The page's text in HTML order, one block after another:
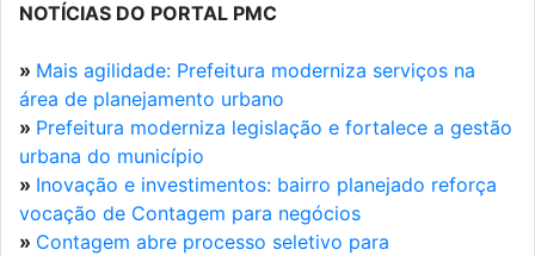
NOTÍCIAS DO PORTAL PMC
» Mais agilidade: Prefeitura moderniza serviços na
área de planejamento urbano
» Prefeitura moderniza legislação e fortalece a gestão
urbana do município
» Inovação e investimentos: bairro planejado reforça
vocação de Contagem para negócios
» Contagem abre processo seletivo para